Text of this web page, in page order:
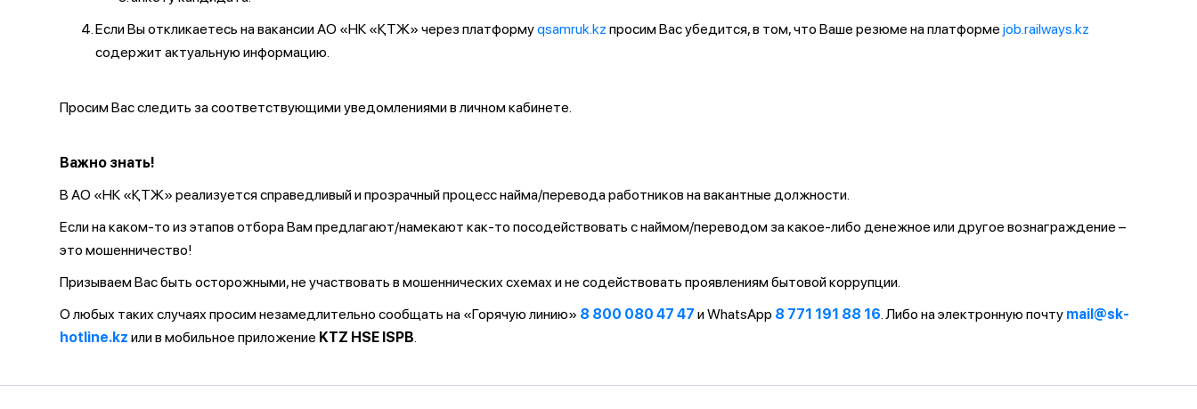
Если Вы откликаетесь на вакансии АО «НК «ҚТЖ» через платформуqsamruk.kz просим Вас убедится, в том, что Ваше резюме на платформе job.railways.kz
содержит актуальную информацию.
Просим Вас следить за соответствующими уведомлениями в личном кабинете.
Важно знать!
В АО «НК «ҚТЖ» реализуется справедливый и прозрачный процесс найма/перевода работников на вакантные должности.
Если на каком-то из этапов отбора Вам предлагают/намекают как-то посодействовать с наймом/переводом за какое-либо денежное или другое вознаграждение –
это мошенничество!
Призываем Вас быть осторожными, не участвовать в мошеннических схемах и не содействовать проявлениям бытовой коррупции.
О любых таких случаях просим незамедлительно сообщать на «Горячую линию» 8 800 080 47 47 и WhatsApp 8 771 191 88 16. Либо на электронную почту mail@sk-
hotline.kz или в мобильное приложение KTZ HSE ISPB.